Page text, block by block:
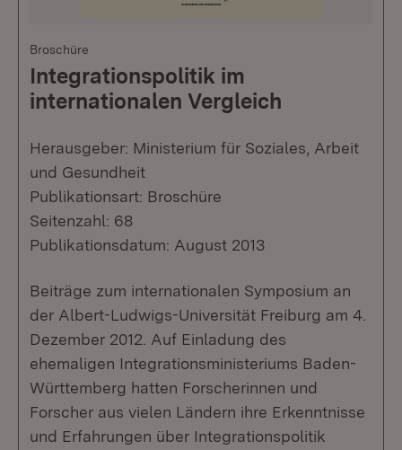
Broschüre
Integrationspolitik im
internationalen Vergleich
Herausgeber: Ministerium für Soziales, Arbeit
und Gesundheit
Publikationsart: Broschüre
Seitenzahl: 68
Publikationsdatum: August 2013
Beiträge zum internationalen Symposium an
der Albert-Ludwigs-Universität Freiburg am 4.
Dezember 2012. Auf Einladung des
ehemaligen Integrationsministeriums Baden-
Württemberg hatten Forscherinnen und
Forscher aus vielen Ländern ihre Erkenntnisse
und Erfahrungen über Integrationspolitik